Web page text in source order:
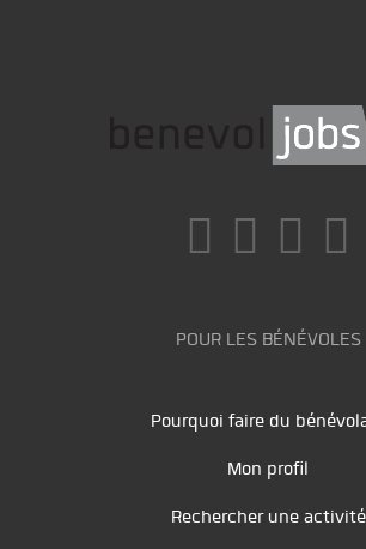
POUR LES BÉNÉVOLES
Pourquoi faire du
Mon profil
Rechercher une activité